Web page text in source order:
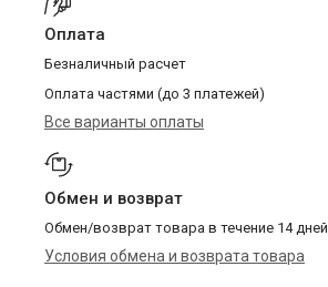
Оплата
Безналичный расчет
Оплата частями (до 3 платежей)
Все варианты оплаты
Обмен и возврат
Обмен/возврат товара в течение 14 дней
Условия обмена и возврата товара